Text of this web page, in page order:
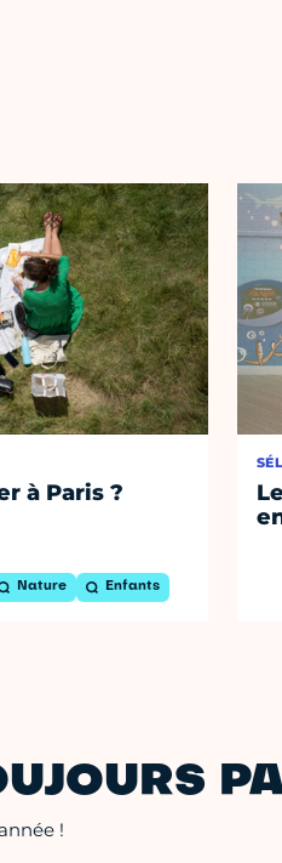
à Paris ?
Nature Enfants
!